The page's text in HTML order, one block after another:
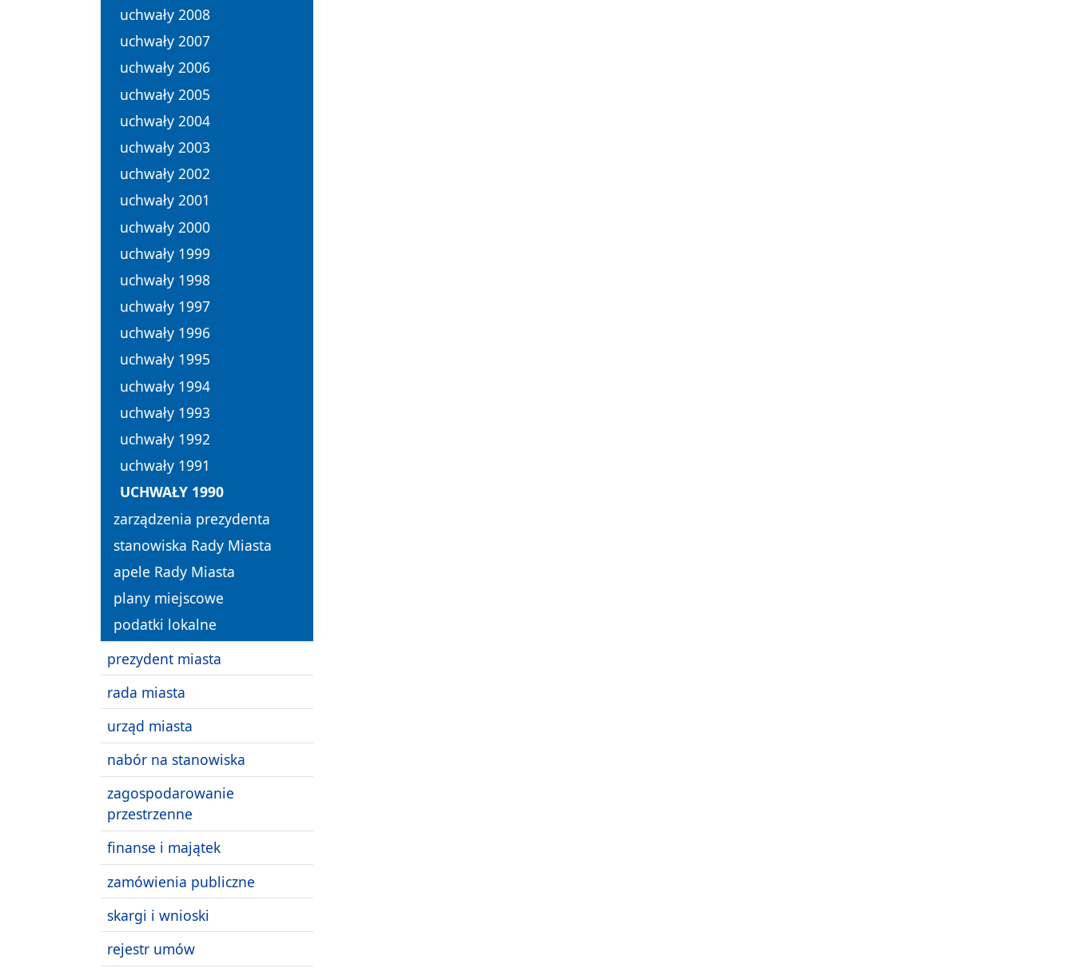
uchwały 2008
uchwały 2007
uchwały 2006
uchwały 2005
uchwały 2004
uchwały 2003
uchwały 2002
uchwały 2001
uchwały 2000
uchwały 1999
uchwały 1998
uchwały 1997
uchwały 1996
uchwały 1995
uchwały 1994
uchwały 1993
uchwały 1992
uchwały 1991
UCHWAŁY 1990
zarządzenia prezydenta
stanowiska Rady Miasta
apele Rady Miasta
plany miejscowe
podatki lokalne
prezydent miasta
rada miasta
urząd miasta
nabór na stanowiska
zagospodarowanie
przestrzenne
finanse i majątek
zamówienia publiczne
skargi i wnioski
rejestr umów